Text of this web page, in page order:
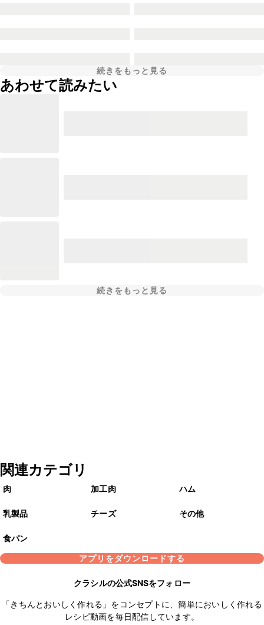
続きをもっと見る
あわせて読みたい
続きをもっと見る
関連カテゴリ
肉 加工肉 ハム
乳製品 チーズ その他
食パン
アプリをダウンロードする
クラシルの公式SNSをフォロー
「きちんとおいしく作れる」をコンセプトに、簡単においしく作れる
レシピ動画を毎日配信しています。